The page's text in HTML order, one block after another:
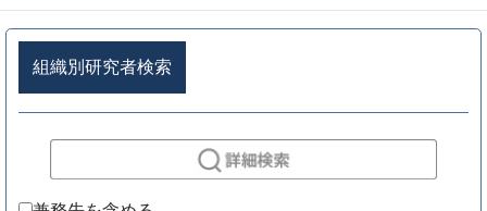
組織別研究者検索